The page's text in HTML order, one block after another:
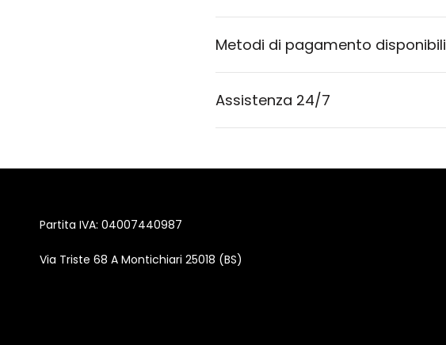
Metodi di pagamento disponibili
Assistenza 24/7
Partita IVA: 04007440987
Via Triste 68 A Montichiari 25018 (BS)